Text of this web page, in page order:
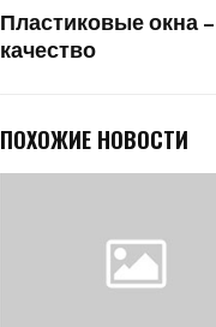
Пластиковые окна
качество
ПОХОЖИЕ НОВОСТИ